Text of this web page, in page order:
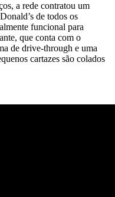
a rede contratou um
de todos os
funcional para
que conta com o
de drive-through e uma
cartazes são colados